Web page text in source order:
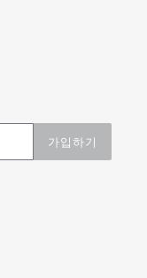
가입하기